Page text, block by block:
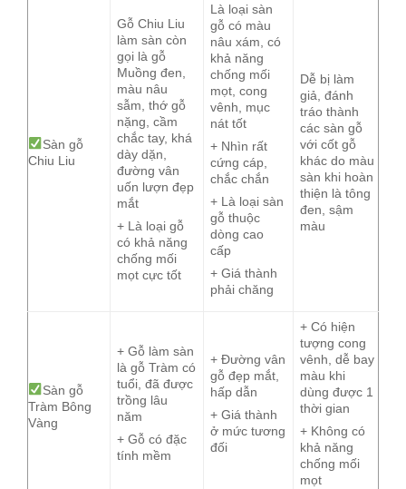
Sàn gỗ
Chiu Liu
Gỗ Chiu Liu
làm sàn còn
gọi là gỗ
Muồng đen,
màu nâu
sẫm, thớ gỗ
nặng, cầm
chắc tay, khá
dày dặn,
đường vân
uốn lượn đẹp
mắt
+ Là loại gỗ
có khả năng
chống mối
mọt cực tốt
Là loại sàn
gỗ có màu
nâu xám, có
khả năng
chống mối
mọt, cong
vênh, mục
nát tốt
+ Nhìn rất
cứng cáp,
chắc chắn
+ Là loại sàn
gỗ thuộc
dòng cao
cấp
+ Giá thành
phải chăng
Dễ bị làm
giả, đánh
tráo thành
các sàn gỗ
với cốt gỗ
khác do màu
sàn khi hoàn
thiện là tông
đen, sậm
màu
Sàn gỗ
Tràm Bông
Vàng
+ Gỗ làm sàn
là gỗ Tràm có
tuổi, đã được
trồng lâu
năm
+ Gỗ có đặc
tính mềm
+ Đường vân
gỗ đẹp mắt,
hấp dẫn
+ Giá thành
ở mức tương
đối
+ Có hiện
tượng cong
vênh, dễ bay
màu khi
dùng được 1
thời gian
+ Không có
khả năng
chống mối
mọt